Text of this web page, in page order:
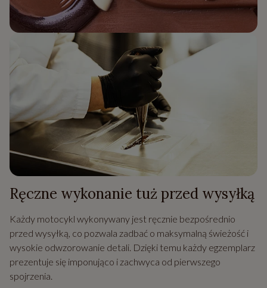
Ręczne wykonanie tuż przed wysyłką
Każdy motocykl wykonywany jest ręcznie bezpośrednio
przed wysyłką, co pozwala zadbać o maksymalną świeżość i
wysokie odwzorowanie detali. Dzięki temu każdy egzemplarz
prezentuje się imponująco i zachwyca od pierwszego
spojrzenia.